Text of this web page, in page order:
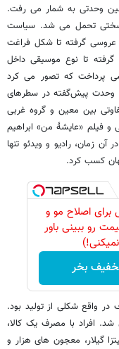
وحدتی به شمار می رفت.
سختی تحمل می شد. سیاست
گرفته تا شکل فراغت
تا نوع موسیقی داخل
پرداخت که تصور می کرد
وحدت پیش‌گفته در سطرهای
بین معین و گروه غربی
و فیلم «عایشۀ من» ابراهیم
زمان، رادیو و ویدئو تنها
کسب کرد.
برای اصلاح مو و
رو ببینی باور
نمیکنی!)
بخر
واقع شکلی از تولید بود.
افراد با مصرف یک کالا،
گیلار، معجون های هزار و